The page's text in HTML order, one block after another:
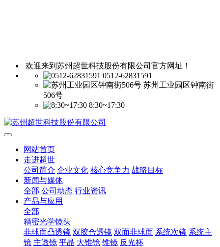
欢迎来到苏州超世科技股份有限公司官方网址！
0512-62831591
苏州工业园区钟南街
506号
8:30~17:30
网站首页
走进超世
公司简介 企业文化 核心竞争力 战略目标
新闻与媒体
全部 公司动态 行业资讯
产品与应用
全部
精密光学镜头
非球面凸透镜 双胶合透镜 双面非球面 系统次镜 系统主
镜 主透镜 平晶 大锥镜 锥镜 反光杯